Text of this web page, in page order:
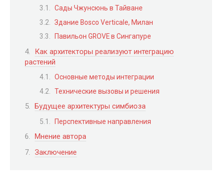
Сады Чжунсюнь в Тайване
Здание Bosco Verticale, Милан
Павильон GROVE в Сингапуре
Как архитекторы реализуют интеграцию
растений
Основные методы интеграции
Технические вызовы и решения
Будущее архитектуры симбиоза
Перспективные направления
Мнение автора
Заключение